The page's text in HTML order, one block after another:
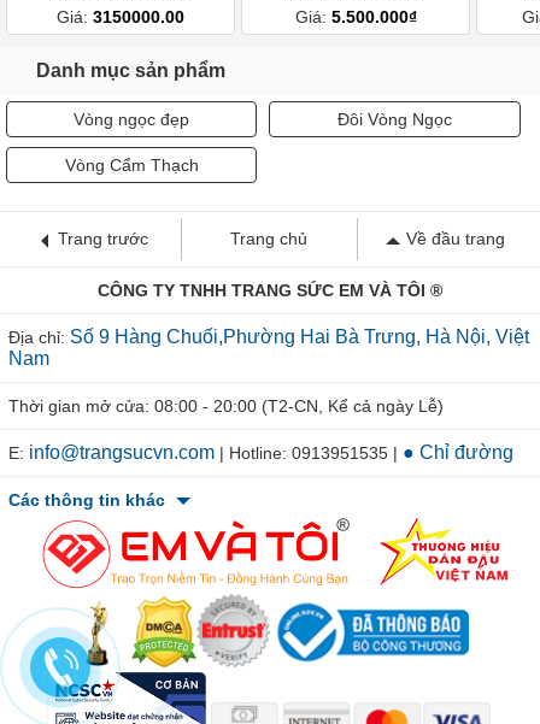
Giá: 3150000.00 Giá: 5.500.000₫
Danh mục sản phẩm
Vòng ngọc đẹp Đôi Vòng Ngọc
Vòng Cẩm Thạch
Trang trước Trang chủ Về đầu trang
CÔNG TY TNHH TRANG SỨC EM VÀ TÔI ®
Địa chỉ: Số 9 Hàng Chuối,Phường Hai Bà Trưng, Hà Nội, Việt
Nam
Thời gian mở cửa: 08:00 - 20:00 (T2-CN, Kể cả ngày Lễ)
E: info@trangsucvn.com | Hotline: 0913951535 | ● Chỉ đường
Các thông tin khác